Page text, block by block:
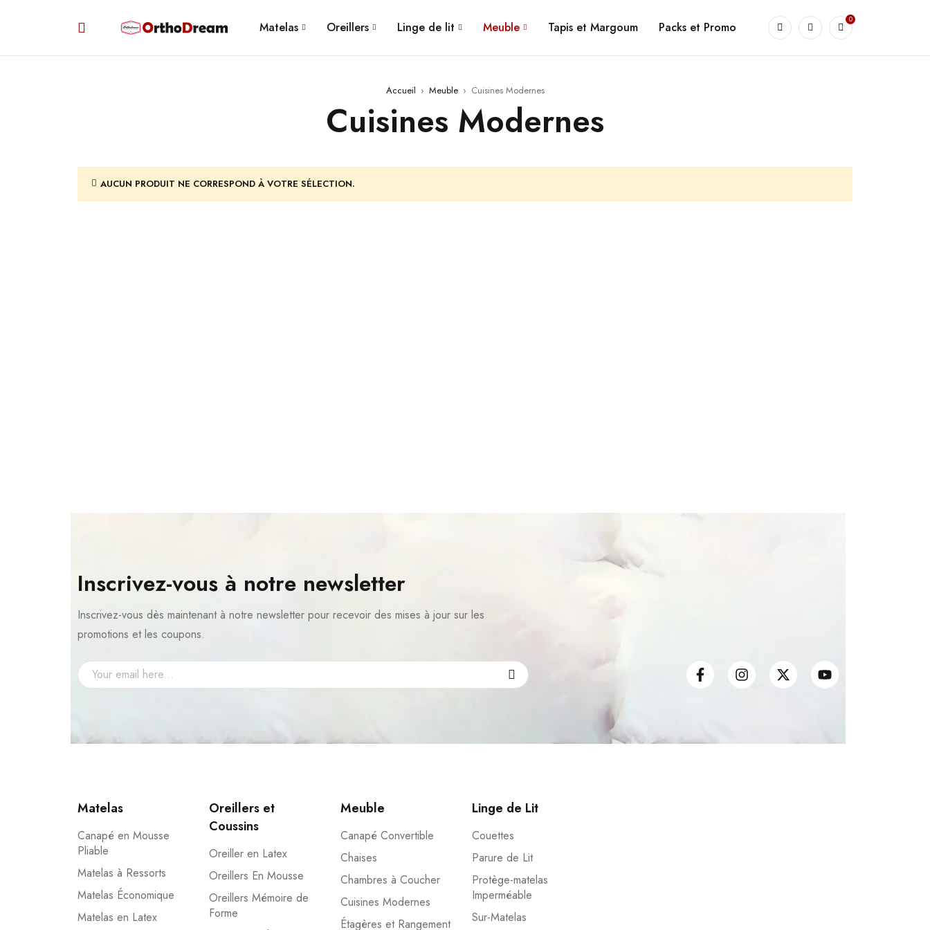
Matelas Oreillers Linge de lit Meuble Tapis et Margoum Packs et Promo
0
Accueil › Meuble › Cuisines Modernes
Cuisines Modernes
AUCUN PRODUIT NE CORRESPOND À VOTRE SÉLECTION.
Inscrivez-vous à notre newsletter
Inscrivez-vous dès maintenant à notre newsletter pour recevoir des mises à jour sur les
promotions et les coupons.
Matelas
Canapé en Mousse
Pliable
Matelas à Ressorts
Matelas Économique
Matelas en Latex
Oreillers et
Coussins
Oreiller en Latex
Oreillers En Mousse
Oreillers Mémoire de
Forme
Meuble
Canapé Convertible
Chaises
Chambres à Coucher
Cuisines Modernes
Étagères et Rangement
Linge de Lit
Couettes
Parure de Lit
Protège-matelas
Imperméable
Sur-Matelas